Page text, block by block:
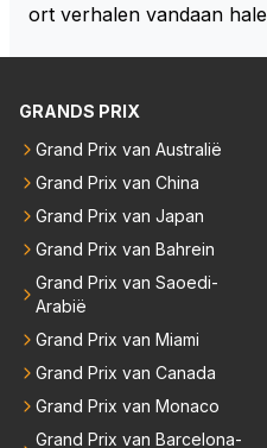
ort verhalen vandaan
emand weet wat er zich
iedereen is vertrokken.
er elkaar mensen een
niet meer in de F1 willen
meesten van hen al sinds
anwezig waren. De
e lege plaatsen op gaan
binnen RB gewerkt en
n meer. Ook andere
rdt teveel drama van
GRANDS PRIX
Grand Prix van Australië
Grand Prix van China
Grand Prix van Japan
Grand Prix van Bahrein
Grand Prix van Saoedi-
Arabië
Grand Prix van Miami
Grand Prix van Canada
Grand Prix van Monaco
Grand Prix van Barcelona-